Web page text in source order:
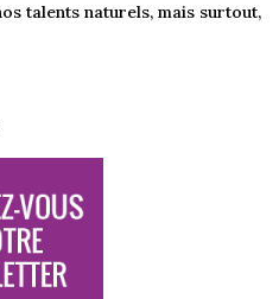
talents naturels, mais surtout,